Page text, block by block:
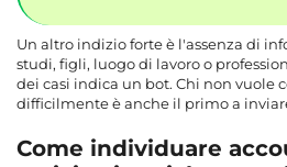
Un altro indizio forte è l'assenza di
studi, figli, luogo di lavoro o
dei casi indica un bot. Chi non vuole
difficilmente è anche il primo a
Come individuare